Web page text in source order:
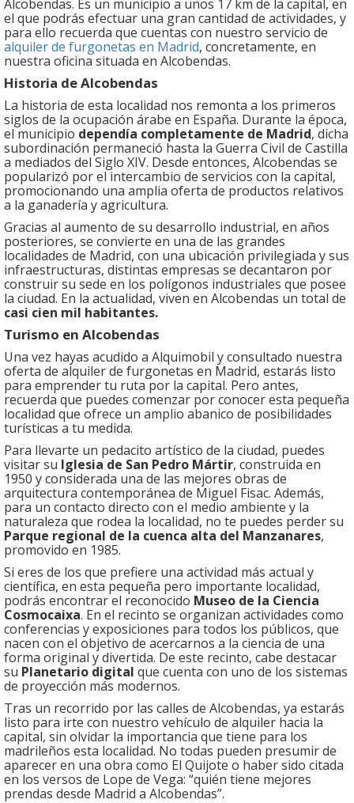
Alcobendas. Es un municipio a unos 17 km de la capital, en
el que podrás efectuar una gran cantidad de actividades, y
para ello recuerda que cuentas con nuestro servicio de
alquiler de furgonetas en Madrid, concretamente, en
nuestra oficina situada en Alcobendas.
Historia de Alcobendas
La historia de esta localidad nos remonta a los primeros
siglos de la ocupación árabe en España. Durante la época,
el municipio dependía completamente de Madrid, dicha
subordinación permaneció hasta la Guerra Civil de Castilla
a mediados del Siglo XIV. Desde entonces, Alcobendas se
popularizó por el intercambio de servicios con la capital,
promocionando una amplia oferta de productos relativos
a la ganadería y agricultura.
Gracias al aumento de su desarrollo industrial, en años
posteriores, se convierte en una de las grandes
localidades de Madrid, con una ubicación privilegiada y sus
infraestructuras, distintas empresas se decantaron por
construir su sede en los polígonos industriales que posee
la ciudad. En la actualidad, viven en Alcobendas un total de
casi cien mil habitantes.
Turismo en Alcobendas
Una vez hayas acudido a Alquimobil y consultado nuestra
oferta de alquiler de furgonetas en Madrid, estarás listo
para emprender tu ruta por la capital. Pero antes,
recuerda que puedes comenzar por conocer esta pequeña
localidad que ofrece un amplio abanico de posibilidades
turísticas a tu medida.
Para llevarte un pedacito artístico de la ciudad, puedes
visitar su Iglesia de San Pedro Mártir, construida en
1950 y considerada una de las mejores obras de
arquitectura contemporánea de Miguel Fisac. Además,
para un contacto directo con el medio ambiente y la
naturaleza que rodea la localidad, no te puedes perder su
Parque regional de la cuenca alta del Manzanares,
promovido en 1985.
Si eres de los que prefiere una actividad más actual y
científica, en esta pequeña pero importante localidad,
podrás encontrar el reconocido Museo de la Ciencia
Cosmocaixa. En el recinto se organizan actividades como
conferencias y exposiciones para todos los públicos, que
nacen con el objetivo de acercarnos a la ciencia de una
forma original y divertida. De este recinto, cabe destacar
su Planetario digital que cuenta con uno de los sistemas
de proyección más modernos.
Tras un recorrido por las calles de Alcobendas, ya estarás
listo para irte con nuestro vehículo de alquiler hacia la
capital, sin olvidar la importancia que tiene para los
madrileños esta localidad. No todas pueden presumir de
aparecer en una obra como El Quijote o haber sido citada
en los versos de Lope de Vega: “quién tiene mejores
prendas desde Madrid a Alcobendas”.